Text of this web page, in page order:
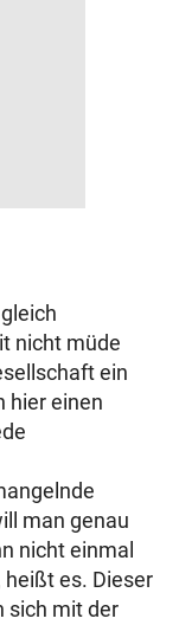
nicht müde
ein
hier einen
man genau
nicht einmal
heißt es. Dieser
sich mit der